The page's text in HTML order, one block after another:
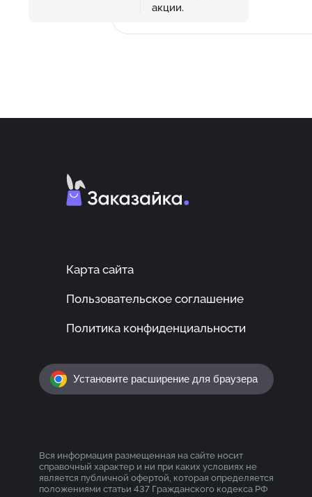
акции.
Карта сайта
Пользовательское соглашение
Политика конфиденциальности
Установите расширение для браузера
Вся информация размещенная на сайте носит
справочный характер и ни при каких условиях не
является публичной офертой, которая определяется
положениями статьи 437 Гражданского кодекса РФ